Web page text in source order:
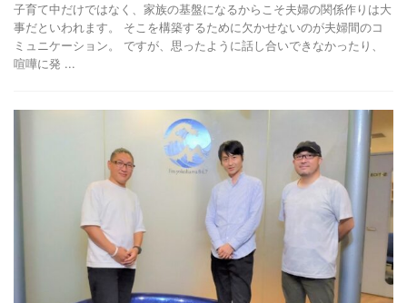
子育て中だけではなく、家族の基盤になるからこそ夫婦の関係作りは大
事だといわれます。 そこを構築するために欠かせないのが夫婦間のコ
ミュニケーション。 ですが、思ったように話し合いできなかったり、
喧嘩に発 ...